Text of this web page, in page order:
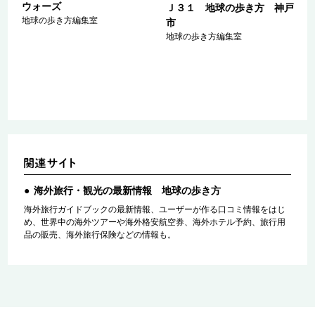
ウォーズ
地球の歩き方編集室
Ｊ３１ 地球の歩き方 神戸
市
地球の歩き方編集室
海外旅行・観光の最新情報 地球の歩き方
海外旅行ガイドブックの最新情報、ユーザーが作る口コミ情報をはじ
め、世界中の海外ツアーや海外格安航空券、海外ホテル予約、旅行用
品の販売、海外旅行保険などの情報も。